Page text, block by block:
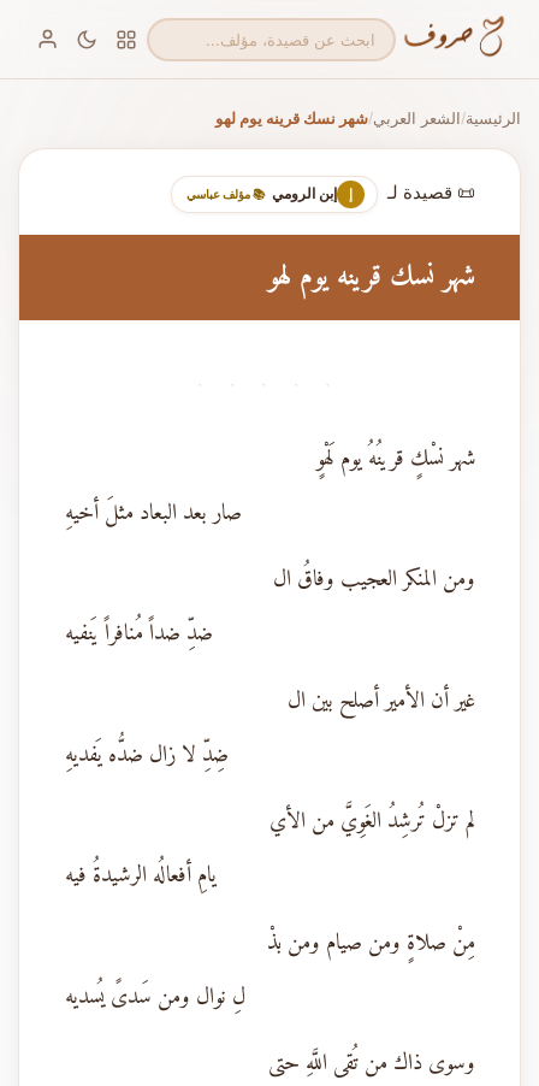
الرئيسية/الشعر العربي/شهر نسك قرينه يوم لهو
📜 قصيدة لـ إ إبن الرومي 📚 مؤلف عباسي
شهر نسك قرينه يوم لهو
· · · · ·
شهر نسْكٍ قرينُهُ يوم لَهْوٍ
صار بعد البعاد مثلَ أخيهِ
ومن المنكر العجيب وفاقُ ال
ضدِّ ضداً مُنافراً يَنفيه
غير أن الأمير أصلح بين ال
ضِدِّ لا زال ضدُّه يَفديهِ
لم تزلْ تُرشِدُ الغَوِيَّ من الأي
يامِ أفعالُه الرشيدةُ فيه
مِنْ صلاةٍ ومن صيام ومن بذْ
لِ نوال ومن سَدىً يُسديه
وسوى ذاك من تُقى اللَّهِ حتى